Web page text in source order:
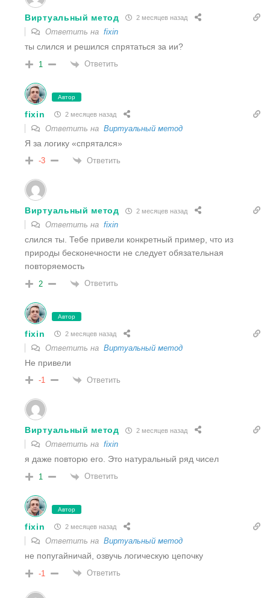
Виртуальный метод 2 месяцев назад
Ответить на fixin
ты слился и решился спрятаться за ии?
1 Ответить
Автор
fixin 2 месяцев назад
Ответить на Виртуальный метод
Я за логику «спрятался»
-3 Ответить
Виртуальный метод 2 месяцев назад
Ответить на fixin
слился ты. Тебе привели конкретный пример, что из
природы бесконечности не следует обязательная
повторяемость
2 Ответить
Автор
fixin 2 месяцев назад
Ответить на Виртуальный метод
Не привели
-1 Ответить
Виртуальный метод 2 месяцев назад
Ответить на fixin
я даже повторю его. Это натуральный ряд чисел
1 Ответить
Автор
fixin 2 месяцев назад
Ответить на Виртуальный метод
не попугайничай, озвучь логическую цепочку
-1 Ответить